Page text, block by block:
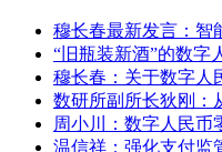
穆长春最新发言：智
“旧瓶装新酒”的数字
穆长春：关于数字人
数研所副所长狄刚：
周小川：数字人民币
温信祥：强化支付监